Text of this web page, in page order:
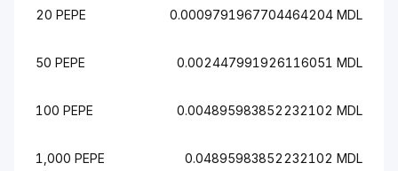
20 PEPE 0.0009791967704464204 MDL
50 PEPE 0.002447991926116051 MDL
100 PEPE 0.004895983852232102 MDL
1,000 PEPE 0.04895983852232102 MDL